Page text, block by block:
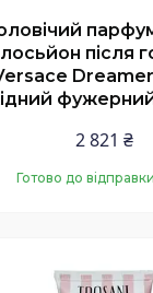
лосьйон після
2 821 ₴
Готово до